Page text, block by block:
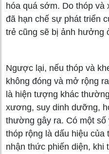
hóa quá sớm. Do thóp
đã hạn chế sự phát triển
trẻ cũng sẽ bị ảnh hưởng
Ngược lại, nếu thóp và
không đóng và mở rộng
là hiện tượng khác
xương, suy dinh dưỡng,
thường gây ra. Có một số
thóp rộng là dấu hiệu của
nhận thức phiến diện, khi